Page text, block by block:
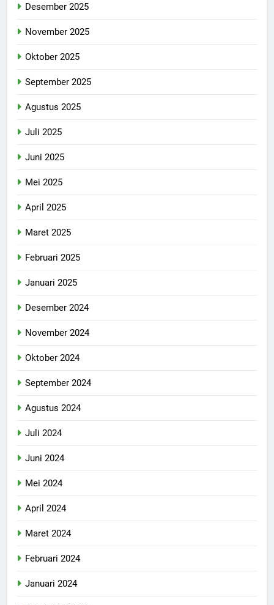
Desember 2025
November 2025
Oktober 2025
September 2025
Agustus 2025
Juli 2025
Juni 2025
Mei 2025
April 2025
Maret 2025
Februari 2025
Januari 2025
Desember 2024
November 2024
Oktober 2024
September 2024
Agustus 2024
Juli 2024
Juni 2024
Mei 2024
April 2024
Maret 2024
Februari 2024
Januari 2024